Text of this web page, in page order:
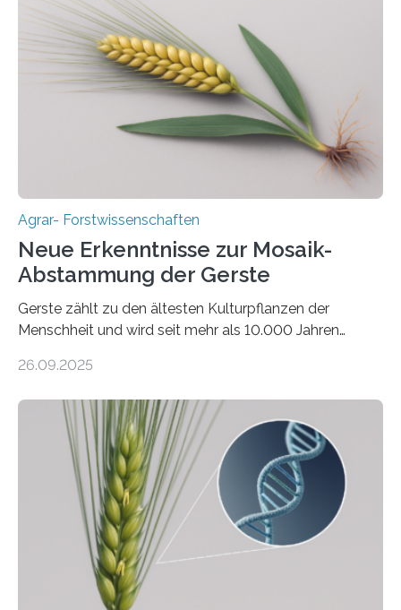
aus landwirtschaftlichen Kulturen ist ein zentrales
Anliegen im Zuge der europäischen Klimaziele, bis
2050 klimaneutral zu werden. In Deutschland dominiert
bislang der Mais als Energiepflanze, doch sein Anbau
bringt ökologische Herausforderungen mit sich:
Bodenerosion, Nährstoffauswaschung und…
Agrar- Forstwissenschaften
Neue Erkenntnisse zur Mosaik-
Abstammung der Gerste
Gerste zählt zu den ältesten Kulturpflanzen der
Menschheit und wird seit mehr als 10.000 Jahren
einzigen Ort domestiziert wurde. Eine neue Studie eines
Instituts für Pflanzengenetik und
Kulturpflanzenforschung (IPK) zeigt, dass die heutige
Gerste aus verschiedenen Wildpopulationen im
sogenannten Fruchtbaren Halbmond hervorgegangen
ist. Sie besitzt also eine Art „Mosaik-Abstammung“. Die
Ergebnisse der Studie wurden heute in der
Fachzeitschrift „Nature“ veröffentlicht. Die
Forschungsgruppe hat die Evolution und…
26.09.2025